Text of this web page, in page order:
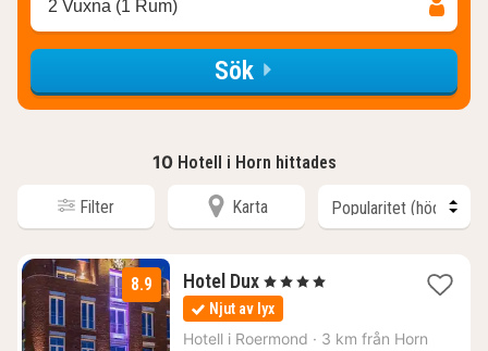
2 Vuxna (1 Rum)
Sök
10 Hotell i Horn hittades
Filter Karta
8.9 Hotel Dux1
natt
från
1964
, 4 Stjärnor
Njut av lyx
Hotell i Roermond · 3 km från Horn